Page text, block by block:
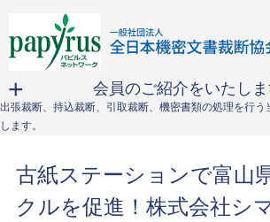
会員のご紹介をいたしま
出張裁断、持込裁断、引取裁断、機密書類の処理を行う
します。
古紙ステーションで富山
クルを促進！株式会社シ